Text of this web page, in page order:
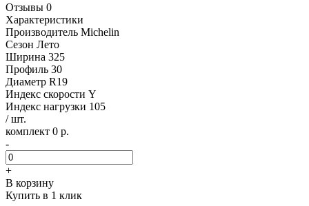
Отзывы 0
Характеристики
Производитель Michelin
Сезон Лето
Ширина 325
Профиль 30
Диаметр R19
Индекс скорости Y
Индекс нагрузки 105
/ шт.
комплект 0 р.
-
+
В корзину
Купить в 1 клик